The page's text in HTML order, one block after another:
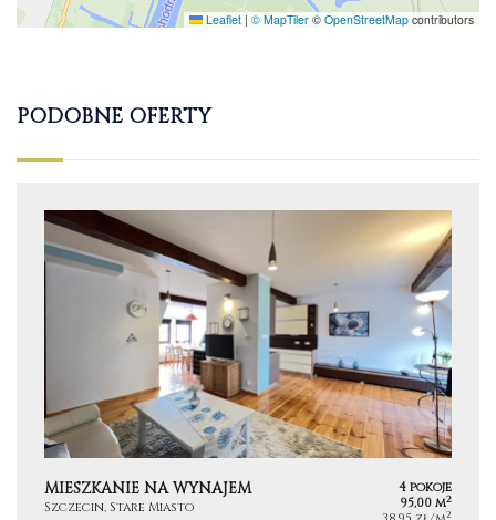
Leaflet | © MapTiler © OpenStreetMap contributors
PODOBNE OFERTY
MIESZKANIE NA WYNAJEM
Szczecin, Stare Miasto
4 pokoje
95,00 m2
2